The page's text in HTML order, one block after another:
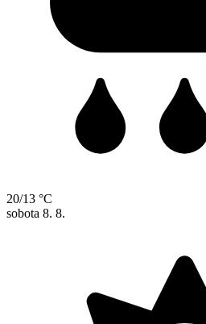
20/13 °C
sobota 8. 8.